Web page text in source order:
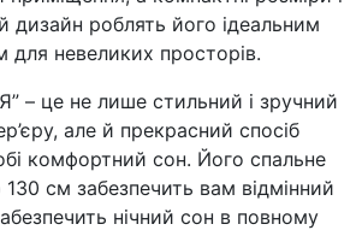
дизайн роблять його ідеальним
для невеликих просторів.
– це не лише стильний і зручний
але й прекрасний спосіб
комфортний сон. Його спальне
см забезпечить вам відмінний
нічний сон в повному